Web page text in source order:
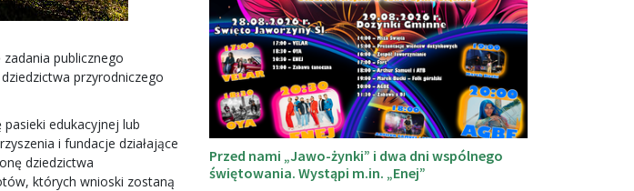
publicznego
przyrodniczego
edukacyjnej lub
i fundacje działające
dziedzictwa
których wnioski zostaną
Przed nami „Jawo-żynki” i dwa dni wspólnego
świętowania. Wystąpi m.in. „Enej”